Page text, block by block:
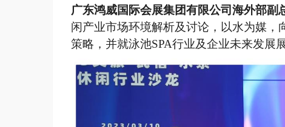
广东鸿威国际会展集团有限公司海外部副
闲产业市场环境解析及讨论，以水为媒
策略，并就泳池SPA行业及企业未来发展